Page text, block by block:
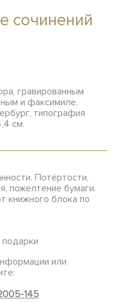
сочинений
гравированным
и факсимиле.
типография
см.
Потёртости,
пожелтение бумаги.
книжного блока по
или
145